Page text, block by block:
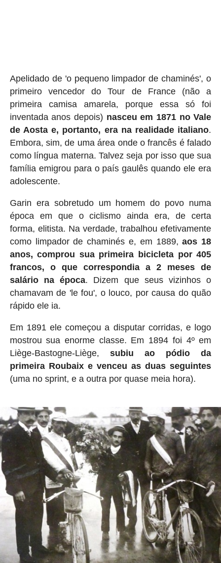
Apelidado de 'o pequeno limpador de chaminés', o
primeiro vencedor do Tour de France (não a
primeira camisa amarela, porque essa só foi
inventada anos depois) nasceu em 1871 no Vale
de Aosta e, portanto, era na realidade italiano.
Embora, sim, de uma área onde o francês é falado
como língua materna. Talvez seja por isso que sua
família emigrou para o país gaulês quando ele era
adolescente.
Garin era sobretudo um homem do povo numa
época em que o ciclismo ainda era, de certa
forma, elitista. Na verdade, trabalhou efetivamente
como limpador de chaminés e, em 1889,aos 18
anos, comprou sua primeira bicicleta por 405
francos, o que correspondia a 2 meses de
salário na época. Dizem que seus vizinhos o
chamavam de 'le fou', o louco, por causa do quão
rápido ele ia.
Em 1891 ele começou a disputar corridas, e logo
mostrou sua enorme classe. Em 1894 foi 4º em
Liège-Bastogne-Liège, subiu ao pódio da
primeira Roubaix e venceu as duas seguintes
(uma no sprint, e a outra por quase meia hora).